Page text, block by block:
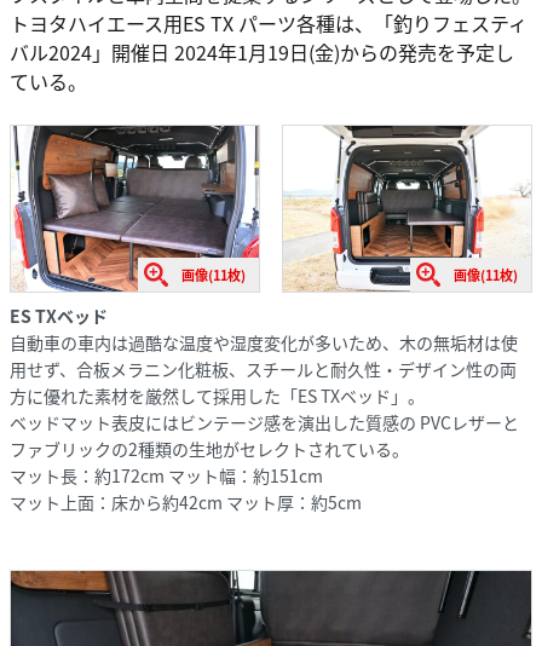
トヨタハイエース用ES TX パーツ各種は、「釣りフェスティ
バル2024」開催日 2024年1月19日(金)からの発売を予定し
ている。
画像(11枚) 画像(11枚)
ES TXベッド
自動車の車内は過酷な温度や湿度変化が多いため、木の無垢材は使
用せず、合板メラニン化粧板、スチールと耐久性・デザイン性の両
方に優れた素材を厳然して採用した「ES TXベッド」。
ベッドマット表皮にはビンテージ感を演出した質感の PVCレザーと
ファブリックの2種類の生地がセレクトされている。
マット長：約172cm マット幅：約151cm
マット上面：床から約42cm マット厚：約5cm